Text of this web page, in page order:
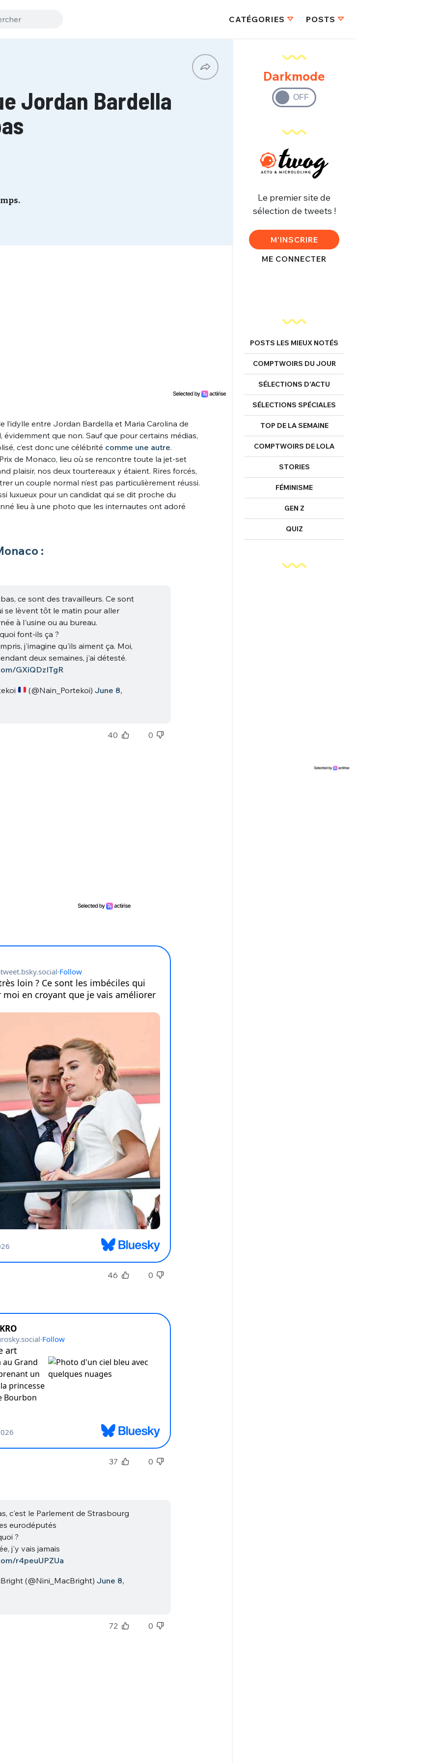
CATÉGORIES POSTS
Jordan Bardella
l’idylle entre Jordan Bardella et Maria Carolina de
évidemment que non. Sauf que pour certains médias,
c’est donc une célébrité comme une autre.
de Monaco, lieu où se rencontre toute la jet-set
plaisir, nos deux tourtereaux y étaient. Rires forcés,
un couple normal n’est pas particulièrement réussi.
luxueux pour un candidat qui se dit proche du
lieu à une photo que les internautes ont adoré
:
bas, ce sont des travailleurs. Ce sont
se lèvent tôt le matin pour aller
à l'usine ou au bureau.
font-ils ça ?
j'imagine qu'ils aiment ça. Moi,
deux semaines, j'ai détesté.
GXiQDzITgR
(@Nain_Portekoi)June 8,
40 0
46 0
37 0
c'est le Parlement de Strasbourg
eurodéputés
?
j'y vais jamais
r4peuUPZUa
(@Nini_MacBright) June 8,
72 0
Darkmode
Le premier site de
sélection de tweets !
M'INSCRIRE
ME CONNECTER
POSTS LES MIEUX NOTÉS
COMPTWOIRS DU JOUR
SÉLECTIONS D’ACTU
SÉLECTIONS SPÉCIALES
TOP DE LA SEMAINE
COMPTWOIRS DE LOLA
STORIES
FÉMINISME
GEN Z
QUIZ
!
MOT DE PASSE
vous proposer ?
Ma propre
sélection
M'INSCRIRE
ME CONNECTER